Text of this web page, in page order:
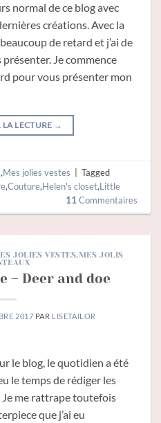
normal de ce blog avec
créations. Avec la
de retard et j’ai de
Je commence
pour vous présenter mon
LECTURE →
,Mes jolies vestes
Tagged
,Couture,Helen's closet,Little
11Commentaires
JOLIES VESTES,MES JOLIS
– Deer and doe
2017 PAR LISETAILOR
le blog, le quotidien a été
le temps de rédiger les
Je me rattrape toutefois
que j’ai eu